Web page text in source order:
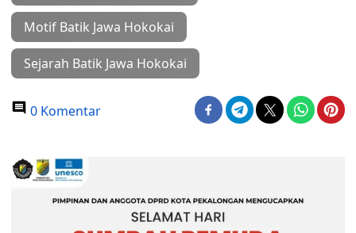
Motif Batik Jawa Hokokai
Sejarah Batik Jawa Hokokai
0 Komentar